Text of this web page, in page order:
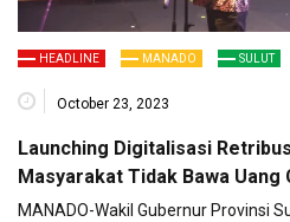
HEADLINE MANADO SULUT
October 23, 2023
Launching Digitalisasi
Masyarakat Tidak Bawa Uang
MANADO-Wakil Gubernur Provinsi